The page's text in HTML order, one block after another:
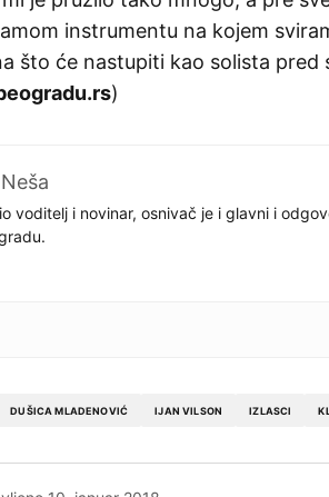
instrumentu na kojem
što će nastupiti kao solista pred
)
voditelj i novinar, osnivač je i glavni i
DUŠICA MLADENOVIĆ IJAN VILSON IZLASCI